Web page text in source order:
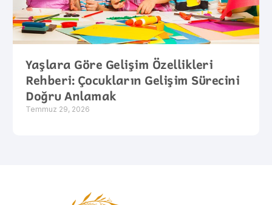
Yaşlara Göre Gelişim Özellikleri
Rehberi: Çocukların Gelişim Sürecini
Doğru Anlamak
Temmuz 29, 2026